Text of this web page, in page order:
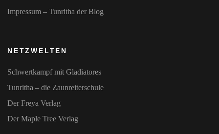
Impressum – Tunritha der Blog
NETZWELTEN
Schwertkampf mit Gladiatores
Tunritha – die Zaunreiterschule
Der Freya Verlag
Der Maple Tree Verlag